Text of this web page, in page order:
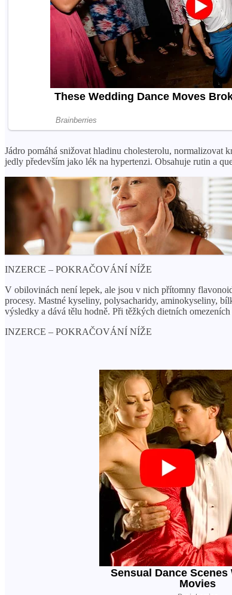
Jádro pomáhá snižovat hladinu cholesterolu, normalizovat
jedly především jako lék na hypertenzi. Obsahuje rutin a
INZERCE – POKRAČOVÁNÍ NÍŽE
V obilovinách není lepek, ale jsou v nich přítomny
procesy. Mastné kyseliny, polysacharidy, aminokyseliny,
výsledky a dává tělu hodně. Při těžkých dietních
INZERCE – POKRAČOVÁNÍ NÍŽE